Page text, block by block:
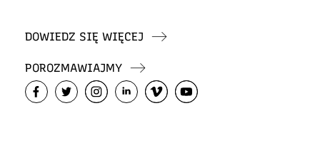
DOWIEDZ SIĘ WIĘCEJ
POROZMAWIAJMY